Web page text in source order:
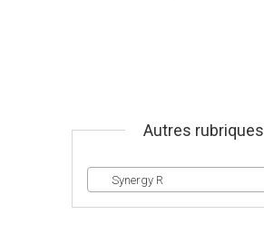
Autres rubriques
Synergy R